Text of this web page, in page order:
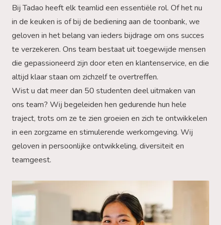
Bij Tadao heeft elk teamlid een essentiële rol. Of het nu
in de keuken is of bij de bediening aan de toonbank, we
geloven in het belang van ieders bijdrage om ons succes
te verzekeren. Ons team bestaat uit toegewijde mensen
die gepassioneerd zijn door eten en klantenservice, en die
altijd klaar staan om zichzelf te overtreffen.
Wist u dat meer dan 50 studenten deel uitmaken van
ons team? Wij begeleiden hen gedurende hun hele
traject, trots om ze te zien groeien en zich te ontwikkelen
in een zorgzame en stimulerende werkomgeving. Wij
geloven in persoonlijke ontwikkeling, diversiteit en
teamgeest.